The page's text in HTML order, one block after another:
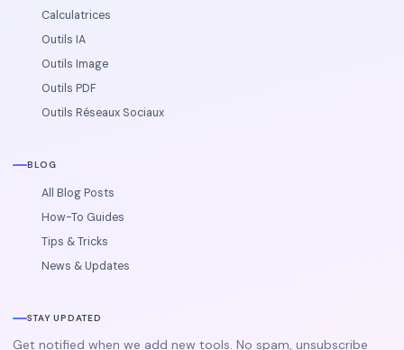
Calculatrices
Outils IA
Outils Image
Outils PDF
Outils Réseaux Sociaux
BLOG
All Blog Posts
How-To Guides
Tips & Tricks
News & Updates
STAY UPDATED
Get notified when we add new tools. No spam, unsubscribe